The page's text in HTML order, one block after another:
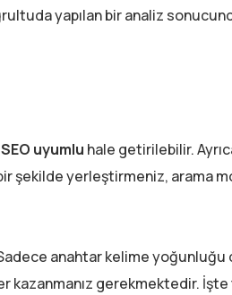
yapılan bir analiz
SEO uyumlu hale getirilebilir.
yerleştirmeniz, arama
anahtar kelime yoğunluğu
kazanmanız gerekmektedir.